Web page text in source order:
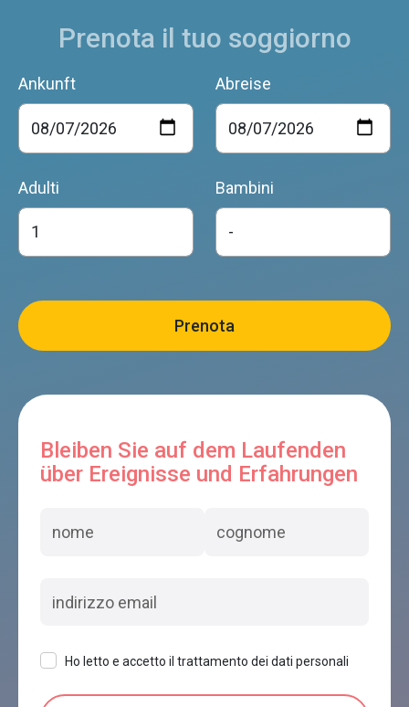
Prenota il tuo soggiorno
Ankunft Abreise
Adulti Bambini
Bleiben Sie auf dem Laufenden
über Ereignisse und Erfahrungen
Ho letto e accetto il trattamento dei dati personali